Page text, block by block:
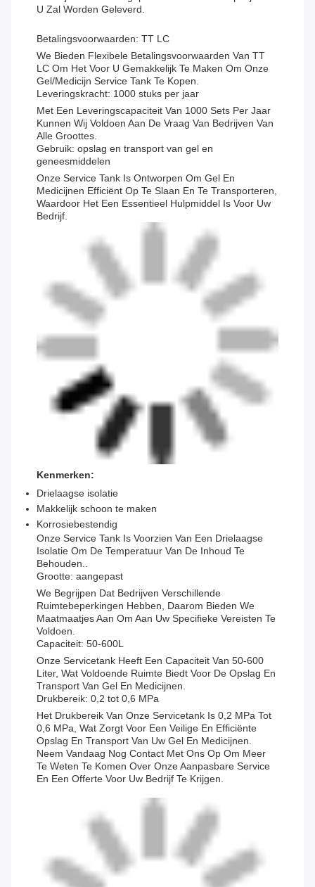
U Zal Worden Geleverd.
Betalingsvoorwaarden: TT LC
We Bieden Flexibele Betalingsvoorwaarden Van TT
LC Om Het Voor U Gemakkelijk Te Maken Om Onze
Gel/medicijn Service Tank Te Kopen.
Leveringskracht: 1000 stuks per jaar
Met Een Leveringscapaciteit Van 1000 Sets Per Jaar
Kunnen Wij Voldoen Aan De Vraag Van Bedrijven Van
Alle Groottes.
Gebruik: opslag en transport van gel en
geneesmiddelen
Onze Service Tank Is Ontworpen Om Gel En
Medicijnen Efficiënt Op Te Slaan En Te Transporteren,
Waardoor Het Een Essentieel Hulpmiddel Is Voor Uw
Bedrijf.
Kenmerken:
Drielaagse isolatie
Makkelijk schoon te maken
Korrosiebestendig
Onze Service Tank Is Voorzien Van Een Drielaagse
Isolatie Om De Temperatuur Van De Inhoud Te
Behouden..
Grootte: aangepast
We Begrijpen Dat Bedrijven Verschillende
Ruimtebeperkingen Hebben, Daarom Bieden We
Maatmaatjes Aan Om Aan Uw Specifieke Vereisten Te
Voldoen.
Capaciteit: 50-600L
Onze Servicetank Heeft Een Capaciteit Van 50-600
Liter, Wat Voldoende Ruimte Biedt Voor De Opslag En
Transport Van Gel En Medicijnen.
Drukbereik: 0,2 tot 0,6 MPa
Het Drukbereik Van Onze Servicetank Is 0,2 MPa Tot
0,6 MPa, Wat Zorgt Voor Een Veilige En Efficiënte
Opslag En Transport Van Uw Gel En Medicijnen.
Neem Vandaag Nog Contact Met Ons Op Om Meer
Te Weten Te Komen Over Onze Aanpasbare Service
En Een Offerte Voor Uw Bedrijf Te Krijgen.